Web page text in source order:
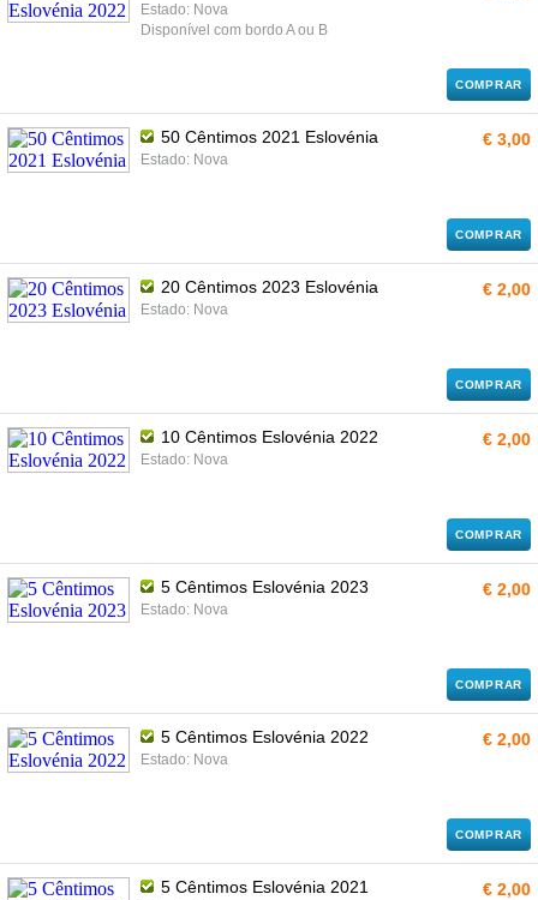
Estado: Nova
Disponível com bordo A ou B
COMPRAR
50 Cêntimos 2021 Eslovénia
Estado: Nova
€ 3,00
COMPRAR
20 Cêntimos 2023 Eslovénia
Estado: Nova
€ 2,00
COMPRAR
10 Cêntimos Eslovénia 2022
Estado: Nova
€ 2,00
COMPRAR
5 Cêntimos Eslovénia 2023
Estado: Nova
€ 2,00
COMPRAR
5 Cêntimos Eslovénia 2022
Estado: Nova
€ 2,00
COMPRAR
5 Cêntimos Eslovénia 2021 € 2,00